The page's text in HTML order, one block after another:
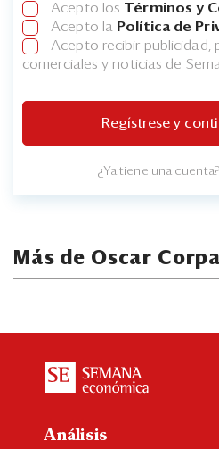
Acepto los Términos y
Acepto la Política de
Acepto recibir publicidad,
comerciales y noticias de
Regístrese y
¿Ya tiene una cuenta?
Más de Oscar
Análisis